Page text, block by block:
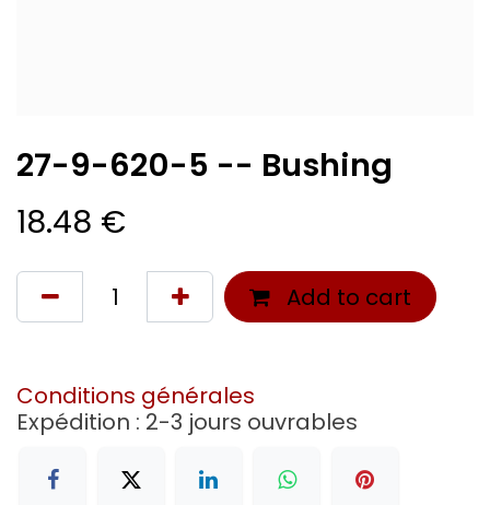
27-9-620-5 -- Bushing
18.48 €
Add to cart
Conditions générales
Expédition : 2-3 jours ouvrables